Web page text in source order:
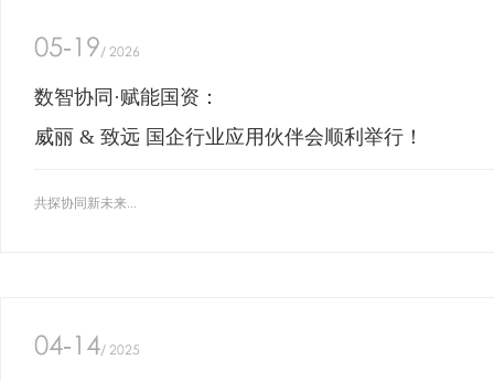
05-19/ 2026
数智协同·赋能国资：
威丽 & 致远 国企行业应用伙伴会顺利举行！
共探协同新未来...
04-14/ 2025